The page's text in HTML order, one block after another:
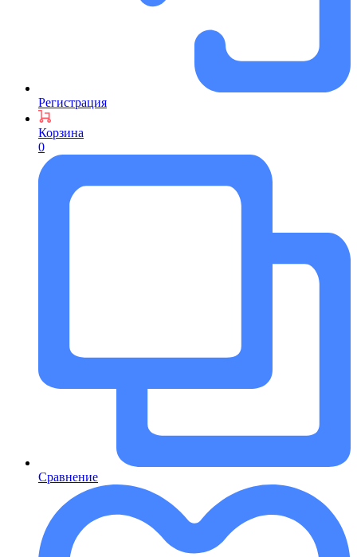
Регистрация
Корзина
0
Сравнение